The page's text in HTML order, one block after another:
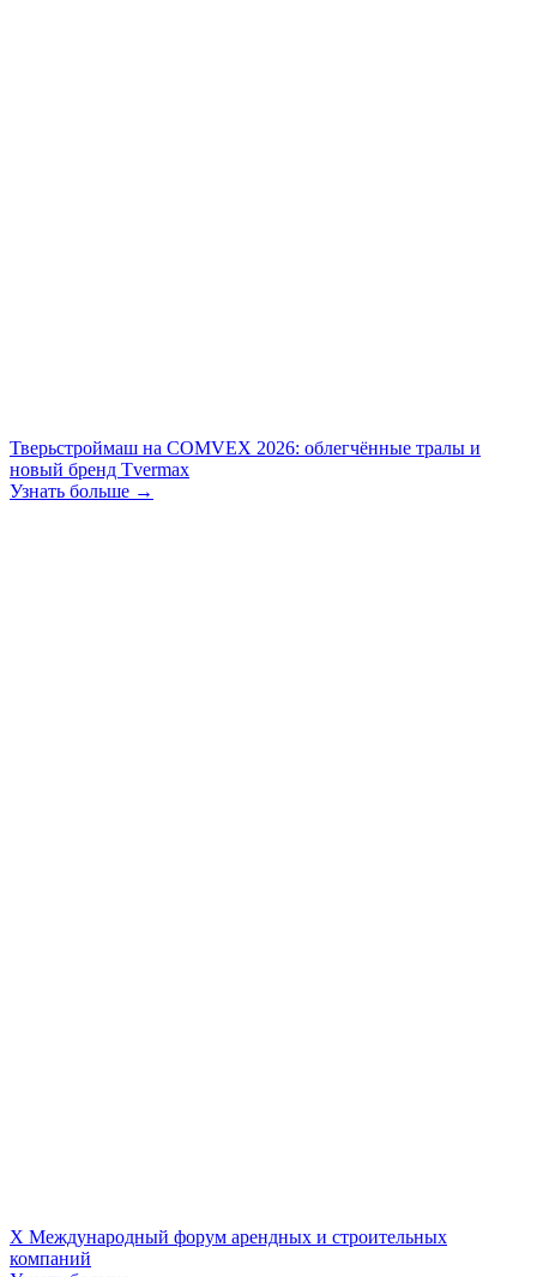
Тверьстроймаш на COMVEX 2026: облегчённые тралы и
новый бренд Tvermax
Узнать больше →
X Международный форум арендных и строительных
компаний